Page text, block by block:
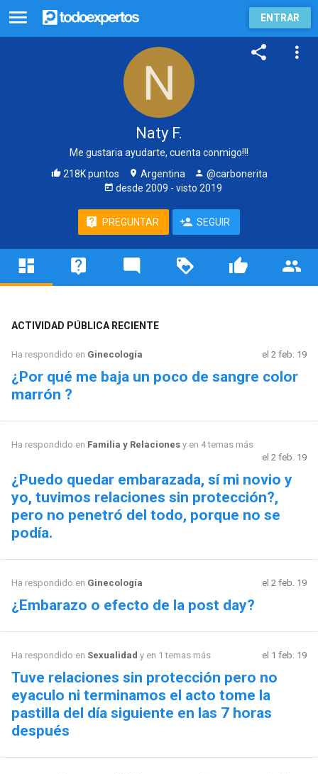
ENTRAR
Naty F.
Me gustaria ayudarte, cuenta conmigo!!!
218K puntos
Argentina
@carbonerita
desde 2009 - visto 2019
PREGUNTAR SEGUIR
ACTIVIDAD PÚBLICA RECIENTE
Ha respondido en Ginecología el 2 feb. 19
¿Por qué me baja un poco de sangre color
marrón ?
Ha respondido en Familia y Relacionesy en 4 temas más
el 2 feb. 19
¿Puedo quedar embarazada, sí mi novio y
yo, tuvimos relaciones sin protección?,
pero no penetró del todo, porque no se
podía.
Ha respondido en Ginecología el 2 feb. 19
¿Embarazo o efecto de la post day?
Ha respondido en Sexualidad y en 1 temas más el 1 feb. 19
Tuve relaciones sin protección pero no
eyaculo ni terminamos el acto tome la
pastilla del día siguiente en las 7 horas
después